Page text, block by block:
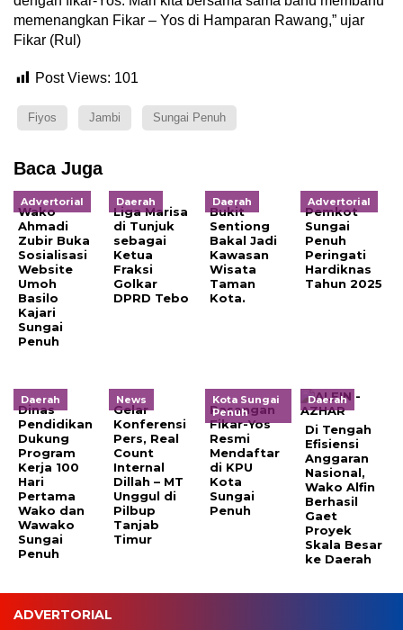
memenangkan Fikar – Yos di Hamparan Rawang,” ujar
Fikar (Rul)
Post Views: 101
Fiyos Jambi Sungai Penuh
Baca Juga
Advertorial
Wako
Ahmadi
Zubir Buka
Sosialisasi
Website
Umoh
Basilo
Kajari
Sungai
Penuh
Daerah
Liga Marisa
di Tunjuk
sebagai
Ketua
Fraksi
Golkar
DPRD Tebo
Daerah
Bukit
Sentiong
Bakal Jadi
Kawasan
Wisata
Taman
Kota.
Advertorial
Pemkot
Sungai
Penuh
Peringati
Hardiknas
Tahun 2025
Daerah
Dinas
Pendidikan
Dukung
Program
Kerja 100
Hari
Pertama
Wako dan
Wawako
Sungai
Penuh
News
Gelar
Konferensi
Pers, Real
Count
Internal
Dillah – MT
Unggul di
Pilbup
Tanjab
Timur
Kota Sungai
Penuh
Pasangan
Fikar-Yos
Resmi
Mendaftar
di KPU
Kota
Sungai
Penuh
Daerah
Di Tengah
Efisiensi
Anggaran
Nasional,
Wako Alfin
Berhasil
Gaet
Proyek
Skala Besar
ke Daerah
ADVERTORIAL